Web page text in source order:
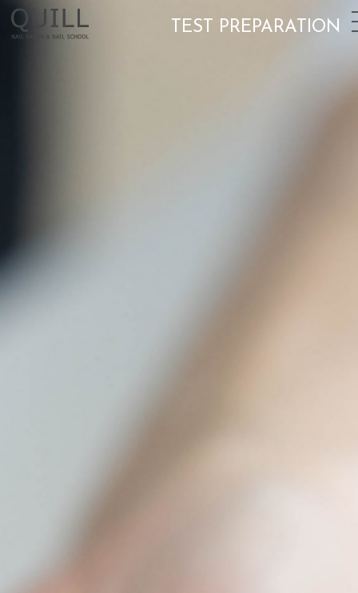
TEST PREPARATION